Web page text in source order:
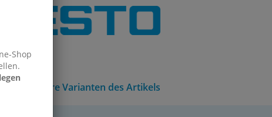
Shop
Andere Varianten des Artikels